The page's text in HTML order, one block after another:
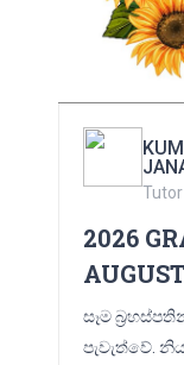
Tutor
2026
සෑම
පැවැත්වේ.